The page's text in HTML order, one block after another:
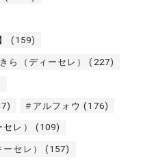
(159)
ら（ディーセレ） (227)
アルフォウ (176)
レ） (109)
セレ） (157)